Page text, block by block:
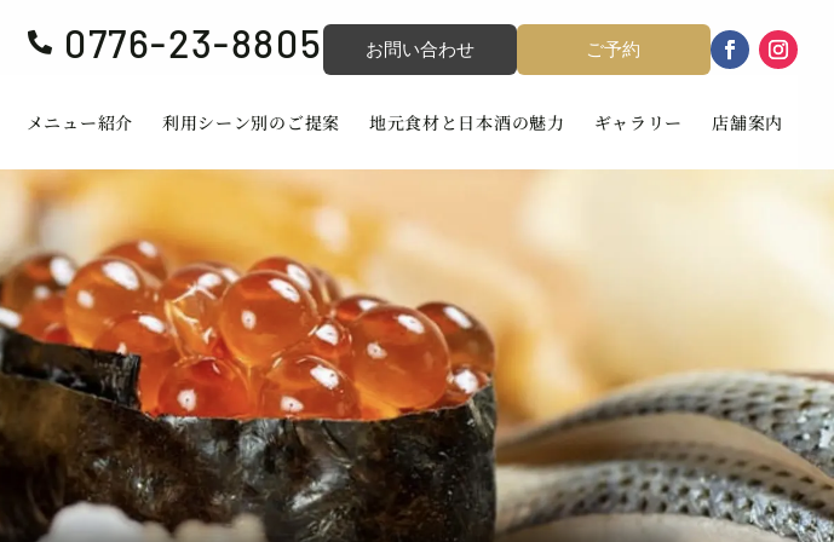
 0776-23-8805 お問い合わせ ご予約
メニュー紹介 利用シーン別のご提案 地元食材と日本酒の魅力 ギャラリー 店舗案内